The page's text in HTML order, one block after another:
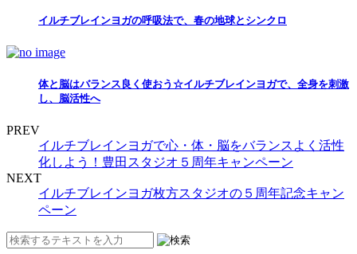
イルチブレインヨガの呼吸法で、春の地球とシンクロ
体と脳はバランス良く使おう☆イルチブレインヨガで、全身を刺激
し、脳活性へ
PREV
イルチブレインヨガで心・体・脳をバランスよく活性
化しよう！豊田スタジオ５周年キャンペーン
NEXT
イルチブレインヨガ枚方スタジオの５周年記念キャン
ペーン